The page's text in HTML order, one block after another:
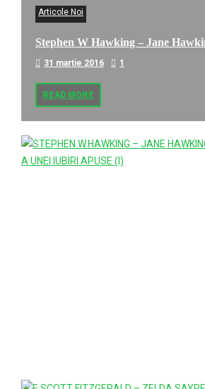
Articole Noi
Stephen W Hawking – Jane
31 martie 2016 1
READ MORE